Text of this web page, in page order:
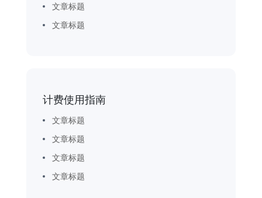
文章标题
文章标题
计费使用指南
文章标题
文章标题
文章标题
文章标题